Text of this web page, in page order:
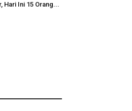
Hari Ini 15 Orang...